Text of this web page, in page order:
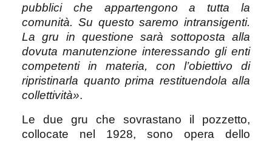
pubblici che appartengono a tutta la
comunità. Su questo saremo intransigenti.
La gru in questione sarà sottoposta alla
dovuta manutenzione interessando gli enti
competenti in materia, con l’obiettivo di
ripristinarla quanto prima restituendola alla
collettività».
Le due gru che sovrastano il pozzetto,
collocate nel 1928, sono opera dello